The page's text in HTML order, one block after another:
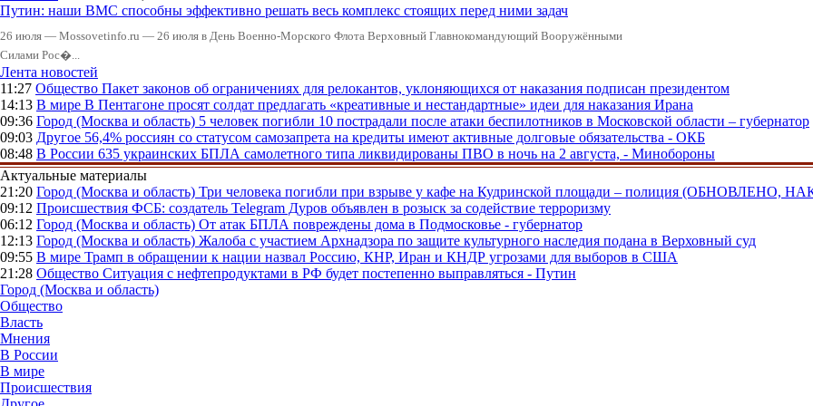
Путин: наши ВМС способны эффективно решать весь комплекс стоящих перед ними задач
26 июля — Mossovetinfo.ru — 26 июля в День Военно-Морского Флота Верховный Главнокомандующий Вооружёнными
Силами Рос�...
Лента новостей
11:27 Общество Пакет законов об ограничениях для релокантов, уклоняющихся от наказания подписан президентом
14:13 В мире В Пентагоне просят солдат предлагать «креативные и нестандартные» идеи для наказания Ирана
09:36 Город (Москва и область) 5 человек погибли 10 пострадали после атаки беспилотников в Московской области – губернатор
09:03 Другое 56,4% россиян со статусом самозапрета на кредиты имеют активные долговые обязательства - ОКБ
08:48 В России 635 украинских БПЛА самолетного типа ликвидированы ПВО в ночь на 2 августа, - Минобороны
Актуальные материалы
21:20 Город (Москва и область) Три человека погибли при взрыве у кафе на Кудринской площади – полиция (ОБНОВЛЕНО,
09:12 Происшествия ФСБ: создатель Telegram Дуров объявлен в розыск за содействие терроризму
06:12 Город (Москва и область) От атак БПЛА повреждены дома в Подмосковье - губернатор
12:13 Город (Москва и область) Жалоба с участием Архнадзора по защите культурного наследия подана в Верховный суд
09:55 В мире Трамп в обращении к нации назвал Россию, КНР, Иран и КНДР угрозами для выборов в США
21:28 Общество Ситуация с нефтепродуктами в РФ будет постепенно выправляться - Путин
Город (Москва и область)
Общество
Власть
Мнения
В России
В мире
Происшествия